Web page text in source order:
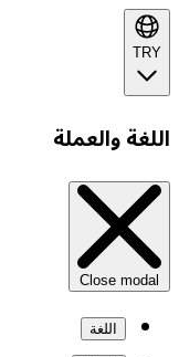
TRY
اللغة والعملة
Close modal
اللغة